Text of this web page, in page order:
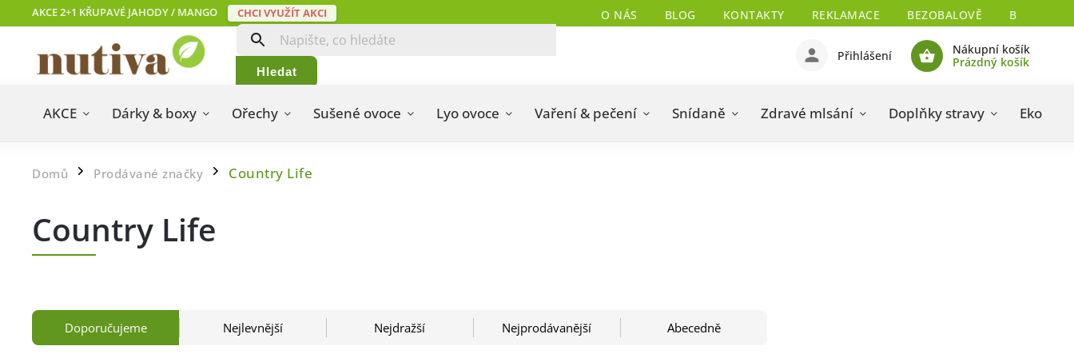
AKCE 2+1 KŘUPAVÉ JAHODY / MANGO CHCI VYUŽÍT AKCI O NÁS BLOG KONTAKTY REKLAMACE BEZOBALOVĚ BIO
Hledat
Nákupní košík
Prázdný košík
Přihlášení
AKCE Dárky & boxy Ořechy Sušené ovoce Lyo ovoce Vaření & pečení Snídaně Zdravé mlsání Doplňky stravy Eko
Domů / Prodávané značky / Country Life
Country Life
Doporučujeme Nejlevnější Nejdražší Nejprodávanější Abecedně